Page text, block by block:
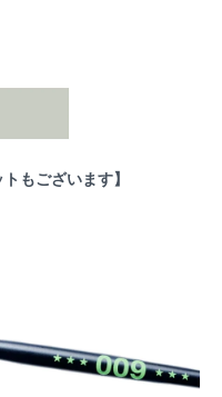
もございます】